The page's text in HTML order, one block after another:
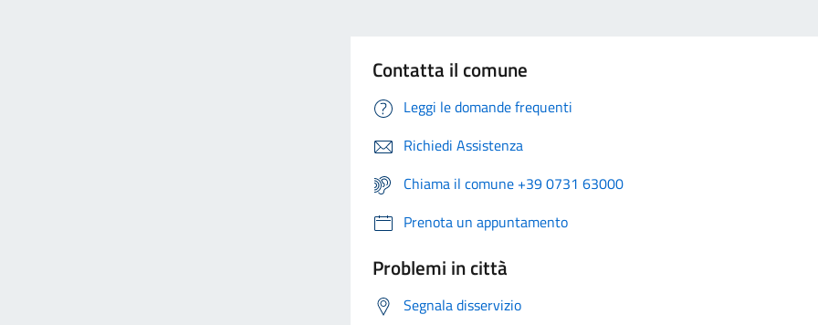
Contatta il comune
Leggi le domande frequenti
Richiedi Assistenza
Chiama il comune +39 0731 63000
Prenota un appuntamento
Problemi in città
Segnala disservizio